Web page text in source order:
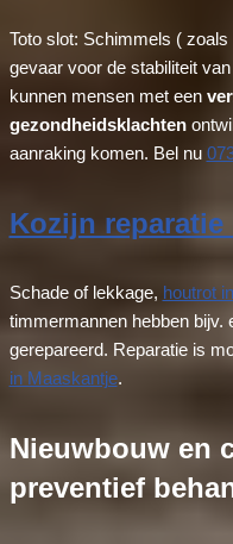
Toto slot: Schimmels (
gevaar voor de stabiliteit
kunnen mensen met een
gezondheidsklachten
aanraking komen. Bel nu
Kozijn reparatie
Schade of lekkage, houtrot
timmermannen hebben bijv.
gerepareerd. Reparatie is
in Maaskantje.
Nieuwbouw en
preventief